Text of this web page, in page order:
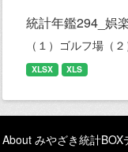
統計年鑑294_娯
（１）ゴルフ場（
XLSX XLS
About みやざき統計BOX